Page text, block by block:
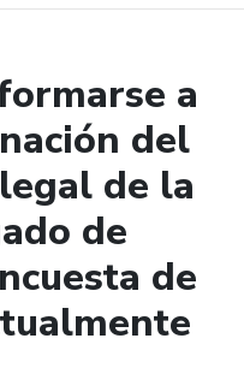
a
del
de la
de
de